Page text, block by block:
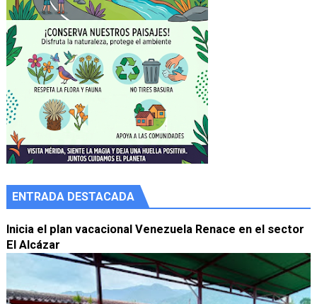
ENTRADA DESTACADA
Inicia el plan vacacional Venezuela Renace en el sector
El Alcázar